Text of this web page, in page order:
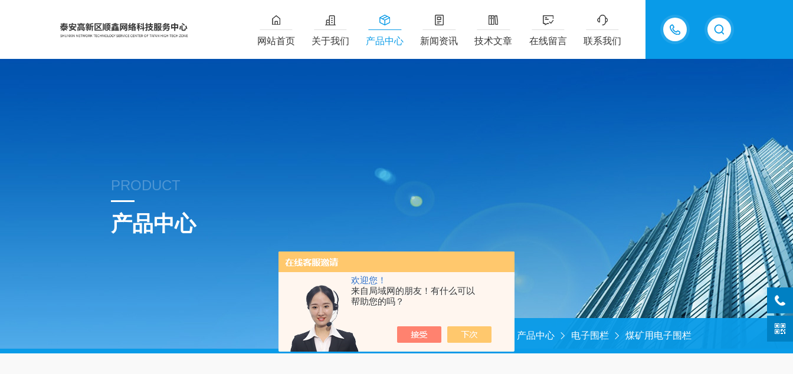
欢迎您！
来自局域网的朋友！有什么可以
帮助您的吗？
18605483306
网站首页 关于我们 产品中心 新闻资讯 技术文章 在线留言 联系我们
PRODUCT
产品中心
当前位置： 产品中心 电子围栏 煤矿用电子围栏